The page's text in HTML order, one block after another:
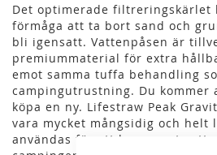
Det optimerade filtreringskärlet
förmåga att ta bort sand och
bli igensatt. Vattenpåsen är
premiummaterial för extra
emot samma tuffa behandling
campingutrustning. Du kommer
köpa en ny. Lifestraw Peak
vara mycket mångsidig och helt
användas för att lagra rent